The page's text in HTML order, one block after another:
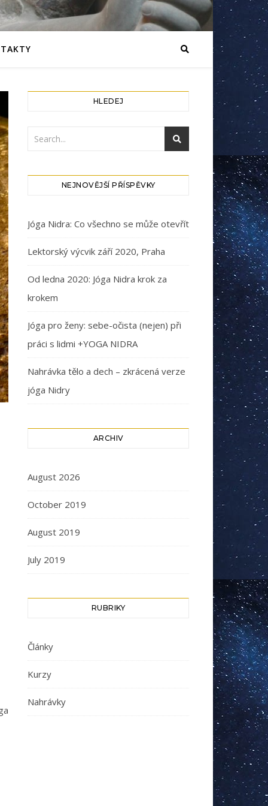
HLEDEJ
NEJNOVĚJŠÍ PŘÍSPĚVKY
Jóga Nidra: Co všechno se může otevřít
Lektorský výcvik září 2020, Praha
Od ledna 2020: Jóga Nidra krok za
krokem
Jóga pro ženy: sebe-očista (nejen) při
práci s lidmi +YOGA NIDRA
Nahrávka tělo a dech – zkrácená verze
jóga Nidry
ARCHIV
August 2026
October 2019
August 2019
July 2019
RUBRIKY
Články
Kurzy
Nahrávky